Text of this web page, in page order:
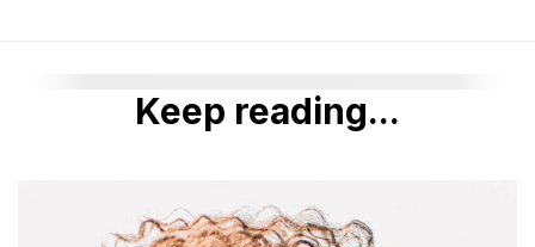
Keep reading...